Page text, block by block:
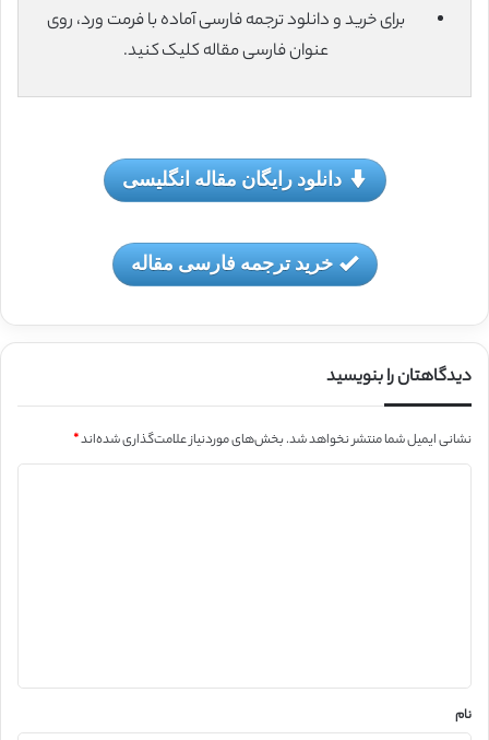
برای خرید و دانلود ترجمه فارسی آماده با فرمت ورد، روی
عنوان فارسی مقاله کلیک کنید.
دانلود رایگان مقاله انگلیسی
خرید ترجمه فارسی مقاله
دیدگاهتان را بنویسید
نشانی ایمیل شما منتشر نخواهد شد.بخش‌های موردنیاز علامت‌گذاری شده‌اند*
نام